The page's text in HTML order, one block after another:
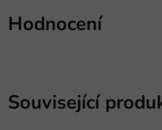
Hodnocení
Související